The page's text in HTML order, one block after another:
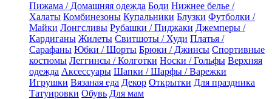
Пижама / Домашняя одежда Боди Нижнее белье /
Халаты Комбинезоны Купальники Блузки Футболки /
Майки Лонгсливы Рубашки / Пиджаки Джемперы /
Кардиганы Жилеты Свитшоты / Худи Платья /
Сарафаны Юбки / Шорты Брюки / Джинсы Спортивные
костюмы Леггинсы / Колготки Носки / Гольфы Верхняя
одежда Аксессуары Шапки / Шарфы / Варежки
Игрушки Вязаная еда Декор Открытки Для праздника
Татуировки Обувь Для мам